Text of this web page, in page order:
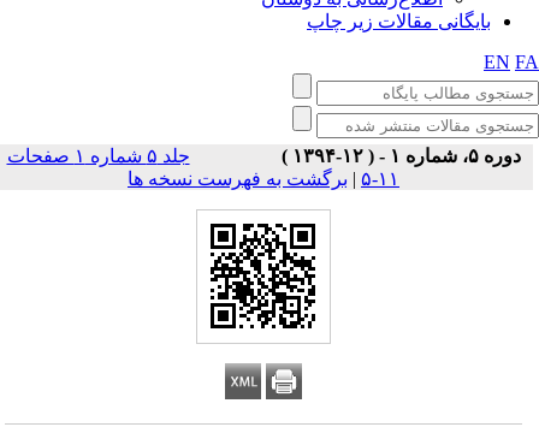
بایگانی مقالات زیر چاپ
EN
دوره ۵، شماره ۱ - ( ۱۲-۱۳۹۴ )
جلد ۵ شماره ۱ صفحات
۱۱-۵
| برگشت به فهرست نسخه ها